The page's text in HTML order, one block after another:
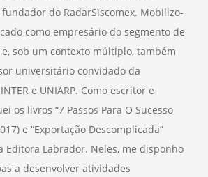
fundador do RadarSiscomex. Mobilizo-
como empresário do segmento de
sob um contexto múltiplo, também
universitário convidado da
e UNIARP. Como escritor e
os livros “7 Passos Para O Sucesso
e “Exportação Descomplicada”
Editora Labrador. Neles, me disponho
a desenvolver atividades